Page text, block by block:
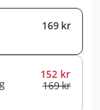
169 kr
152 kr
169 kr